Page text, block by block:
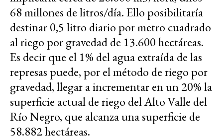
68 millones de litros/día. Ello posibilitaría
destinar 0,5 litro diario por metro cuadrado
al riego por gravedad de 13.600 hectáreas.
Es decir que el 1% del agua extraída de las
represas puede, por el método de riego por
gravedad, llegar a incrementar en un 20% la
superficie actual de riego del Alto Valle del
Río Negro, que alcanza una superficie de
58.882 hectáreas.